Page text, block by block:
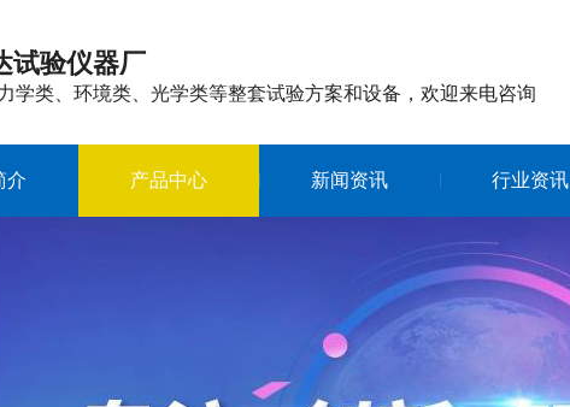
试验仪器厂
学类、环境类、光学类等整套试验方案和设备，欢迎来电咨询
介 产品中心 新闻资讯 行业资讯